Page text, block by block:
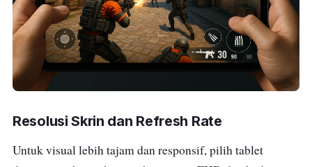
Resolusi Skrin dan Refresh Rate
Untuk visual lebih tajam dan responsif, pilih tablet